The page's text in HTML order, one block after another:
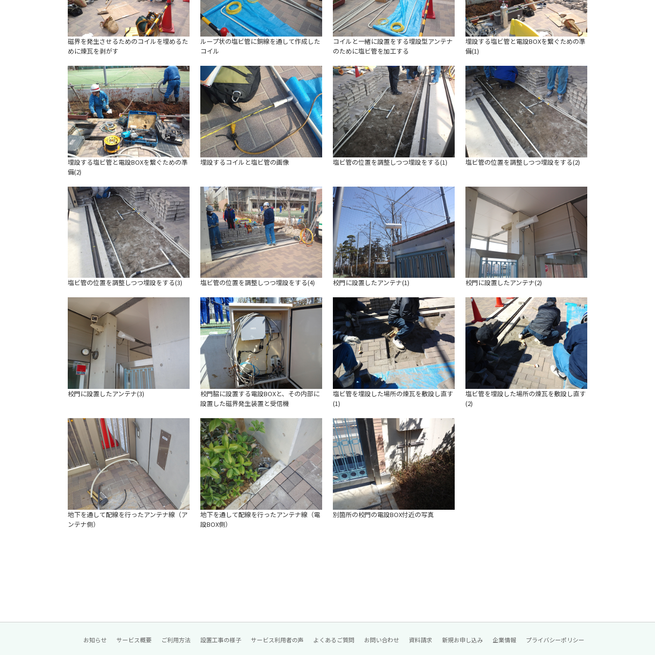
磁界を発生させるためのコイルを埋めるた
めに煉瓦を剥がす
ループ状の塩ビ管に銅線を通して作成した
コイル
コイルと一緒に設置をする埋設型アンテナ
のために塩ビ管を加工する
埋設する塩ビ管と電設BOXを繋ぐための準
備(1)
埋設する塩ビ管と電設BOXを繋ぐための準
備(2)
埋設するコイルと塩ビ管の画像 塩ビ管の位置を調整しつつ埋設をする(1) 塩ビ管の位置を調整しつつ埋設をする(2)
塩ビ管の位置を調整しつつ埋設をする(3) 塩ビ管の位置を調整しつつ埋設をする(4) 校門に設置したアンテナ(1) 校門に設置したアンテナ(2)
校門に設置したアンテナ(3)
校門脇に設置する電設BOXと、その内部に
設置した磁界発生装置と受信機
塩ビ管を埋設した場所の煉瓦を敷設し直す
(1)
塩ビ管を埋設した場所の煉瓦を敷設し直す
(2)
地下を通して配線を行ったアンテナ線（ア
ンテナ側）
地下を通して配線を行ったアンテナ線（電
設BOX側）
別箇所の校門の電設BOX付近の写真
お知らせ サービス概要 ご利用方法 設置工事の様子 サービス利用者の声 よくあるご質問 お問い合わせ 資料請求 新規お申し込み 企業情報 プライバシーポリシー